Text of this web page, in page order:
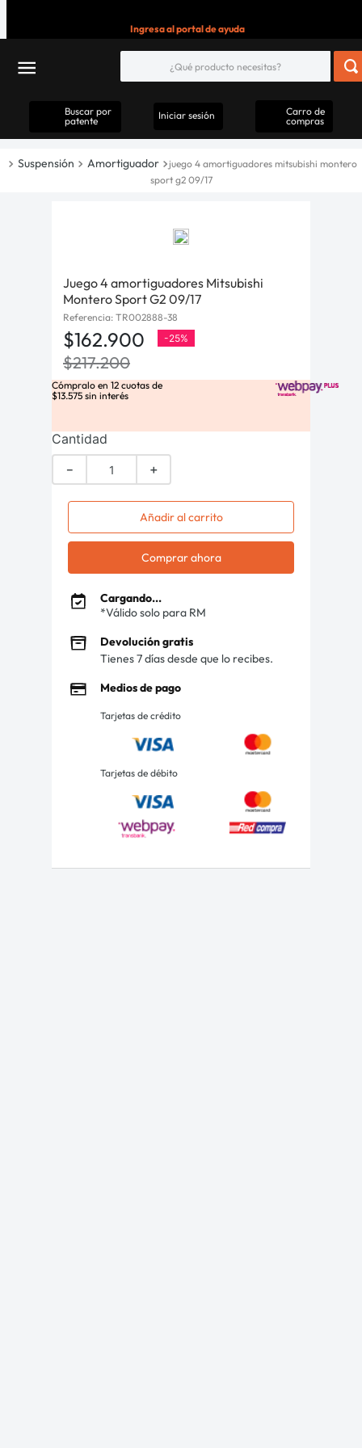
Ingresa al portal de ayuda
Buscar por
patente
Iniciar sesión
Carro de
compras
Suspensión Amortiguador
juego 4 amortiguadores mitsubishi montero
sport g2 09/17
Juego 4 amortiguadores Mitsubishi
Montero Sport G2 09/17
Referencia: TR002888-38
$162.900 -25%
$217.200
Cómpralo en 12 cuotas de
$13.575 sin interés
Cantidad
＋
－
Añadir al carrito
Comprar ahora
Cargando...
*Válido solo para RM
Devolución gratis
Tienes 7 días desde que lo recibes.
Medios de pago
Tarjetas de crédito
Tarjetas de débito